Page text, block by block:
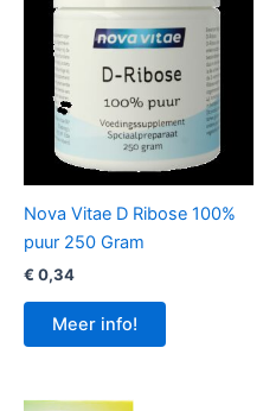
Nova Vitae D Ribose 100%
puur 250 Gram
€ 0,34
Meer info!